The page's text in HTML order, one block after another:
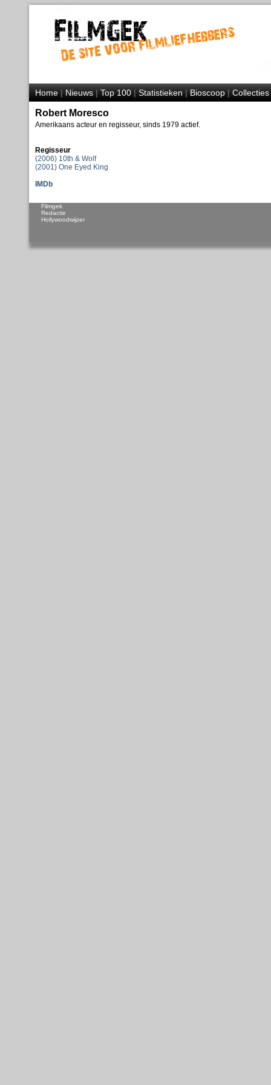
Home|Nieuws|Top 100|Statistieken|Bioscoop|Collecties
Robert Moresco
Amerikaans acteur en regisseur, sinds 1979 actief.
Regisseur
(2006) 10th & Wolf
(2001) One Eyed King
IMDb
Filmgek
Redactie
Hollywoodwijzer